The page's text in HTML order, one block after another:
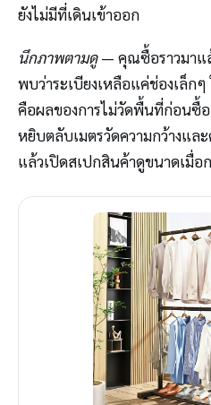
ยังไม่มีที่เดินเข้าออก
นึกภาพตามดู— คุณซื้อราวมาแ
พบว่าระเบียงเหลือแค่ช่องเล็ก
คือผลของการไม่วัดพื้นที่ก่อนซื้
หยิบตลับเมตรวัดความกว้างแล
แล้วเปิดสเปกสินค้าดูขนาดเมื่อ